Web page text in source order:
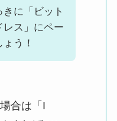
きに「ビット
レス」にペー
う！
合は「I